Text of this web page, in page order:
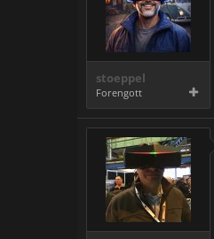
stoeppel
Forengott